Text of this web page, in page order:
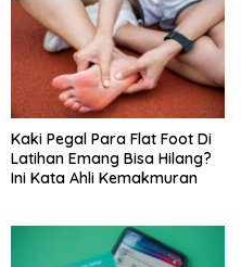
Kaki Pegal Para Flat Foot Di
Latihan Emang Bisa Hilang?
Ini Kata Ahli Kemakmuran